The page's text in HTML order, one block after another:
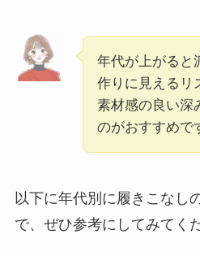
年代が上がると
作りに見えるリ
素材感の良い深
のがおすすめで
以下に年代別に履きこなし
で、ぜひ参考にしてみてく